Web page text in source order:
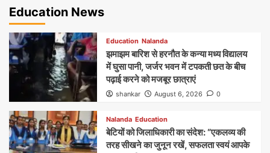
Education News
Education Nalanda
झमाझम बारिश से हरनौत के कन्या मध्य विद्यालय
में घुसा पानी, जर्जर भवन में टपकती छत के बीच
पढ़ाई करने को मजबूर छात्राएं
shankar August 6, 2026 0
Nalanda Education
बेटियों को जिलाधिकारी का संदेश: “एकलव्य की
तरह सीखने का जुनून रखें, सफलता स्वयं आपके